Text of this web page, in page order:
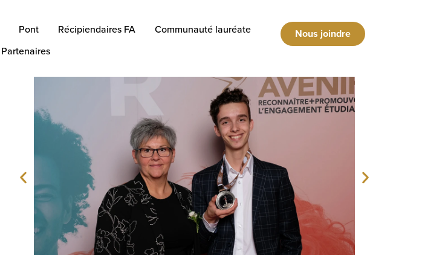
Pont Récipiendaires FA
Communauté lauréate
Partenaires
Nous joindre